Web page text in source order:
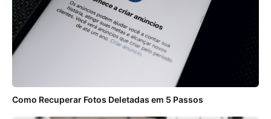
Como Recuperar Fotos Deletadas em 5 Passos